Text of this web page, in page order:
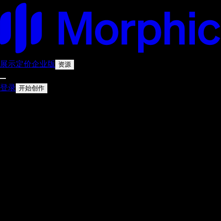
展示定价企业版 资源
登录 开始创作